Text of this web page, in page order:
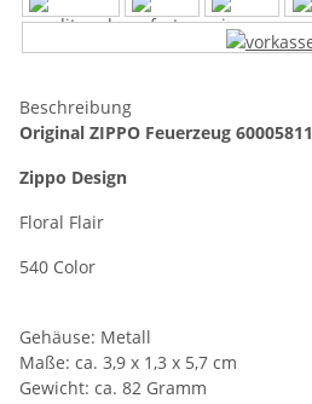
Beschreibung
Original ZIPPO Feuerzeug 60005811
Zippo Design
Floral Flair
540 Color
Gehäuse: Metall
Maße: ca. 3,9 x 1,3 x 5,7 cm
Gewicht: ca. 82 Gramm